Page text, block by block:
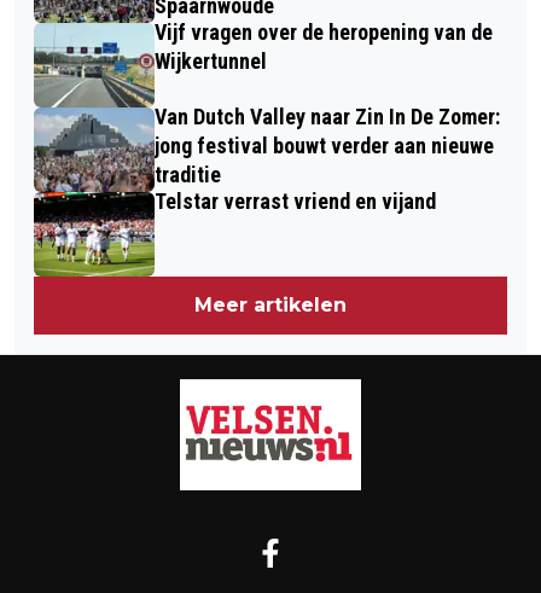
Vijf vragen over de heropening van de
Wijkertunnel
Van Dutch Valley naar Zin In De Zomer:
jong festival bouwt verder aan nieuwe
traditie
Telstar verrast vriend en vijand
Meer artikelen